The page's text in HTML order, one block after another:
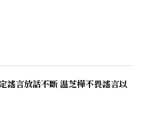
謠言放話不斷 温芝樺不畏謠言以